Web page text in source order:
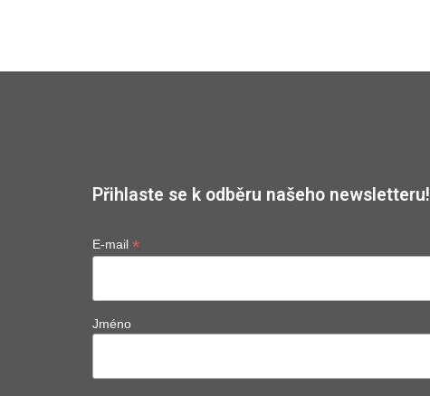
Přihlaste se k odběru našeho newsletteru!
E-mail *
Jméno